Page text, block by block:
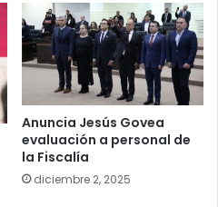
Anuncia Jesús Govea
evaluación a personal de
la Fiscalía
diciembre 2, 2025